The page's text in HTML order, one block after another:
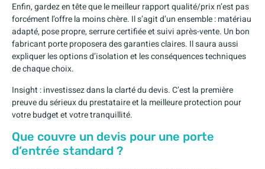
Enfin, gardez en tête que le meilleur rapport qualité/prix n’est pas
forcément l’offre la moins chère. Il s’agit d’un ensemble : matériau
adapté, pose propre, serrure certifiée et suivi après-vente. Un bon
fabricant porte proposera des garanties claires. Il saura aussi
expliquer les options d’isolation et les conséquences techniques
de chaque choix.
Insight : investissez dans la clarté du devis. C’est la première
preuve du sérieux du prestataire et la meilleure protection pour
votre budget et votre tranquillité.
Que couvre un devis pour une porte
d’entrée standard ?